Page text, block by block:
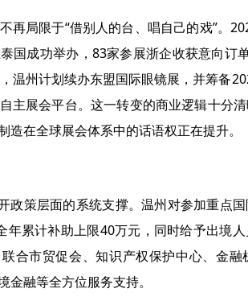
局限于“借别人的台、唱自己的戏”。
成功举办，83家参展浙企收获意向订
温州计划续办东盟国际眼镜展，并筹备
主展会平台。这一转变的商业逻辑十
在全球展会体系中的话语权正在提升。
策层面的系统支撑。温州对参加重点
年累计补助上限40万元，同时给予出境
合市贸促会、知识产权保护中心、金
融等全方位服务支持。